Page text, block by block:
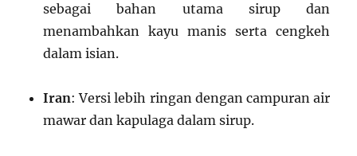
sebagai bahan utama sirup dan
menambahkan kayu manis serta cengkeh
dalam isian.
Iran: Versi lebih ringan dengan campuran air
mawar dan kapulaga dalam sirup.